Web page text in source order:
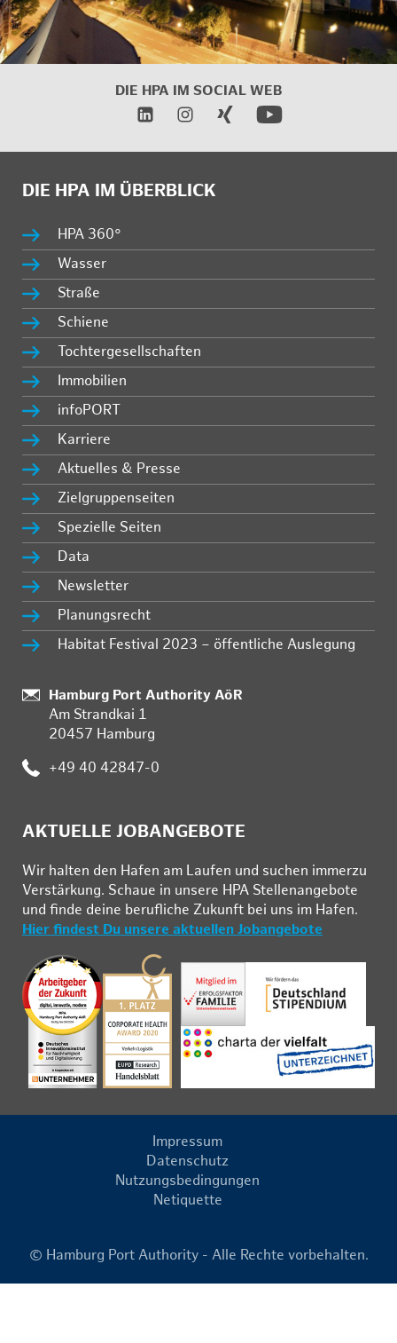
DIE HPA IM SOCIAL WEB
DIE HPA IM ÜBERBLICK
HPA 360°
Wasser
Straße
Schiene
Tochtergesellschaften
Immobilien
infoPORT
Karriere
Aktuelles & Presse
Zielgruppenseiten
Spezielle Seiten
Data
Newsletter
Planungsrecht
Habitat Festival 2023 – öffentliche Auslegung
Standort:
Hamburg Port Authority AöR
Am Strandkai 1
20457 Hamburg
Telefon:
+49 40 42847-0
AKTUELLE JOBANGEBOTE
Wir hal­ten den Ha­fen am Lau­fen und su­chen im­mer­zu
Ver­stär­kung. Schau­e in un­se­re HPA Stel­len­an­ge­bo­te
und fin­de deine be­ruf­li­che Zu­kunft bei uns im Ha­fen.
Hier findest Du unsere aktuellen Jobangebote
Impressum
Datenschutz
Nutzungsbedingungen
Netiquette
© Hamburg Port Authority - Alle Rechte vorbehalten.